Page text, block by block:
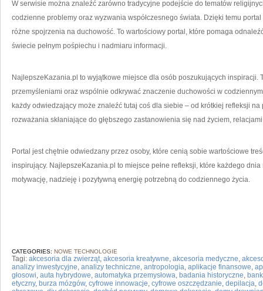
W serwisie można znaleźć zarówno tradycyjne podejście do tematów
codzienne problemy oraz wyzwania współczesnego świata. Dzięki temu
różne spojrzenia na duchowość. To wartościowy portal, które pomaga
świecie pełnym pośpiechu i nadmiaru informacji.
NajlepszeKazania.pl to wyjątkowe miejsce dla osób poszukujących inspiracji.
przemyśleniami oraz wspólnie odkrywać znaczenie duchowości w
każdy odwiedzający może znaleźć tutaj coś dla siebie – od krótkiej refleksji na
rozważania skłaniające do głębszego zastanowienia się nad życiem,
Portal jest chętnie odwiedzany przez osoby, które cenią sobie wartościowe
inspirujący. NajlepszeKazania.pl to miejsce pełne refleksji, które każdego
motywację, nadzieję i pozytywną energię potrzebną do codziennego życia.
CATEGORIES: NOWE TECHNOLOGIE
Tagi: akcesoria dla zwierząt, akcesoria kreatywne, akcesoria medyczne,
analizy inwestycyjne, analizy techniczne, antropologia, aplikacje finansowe,
głosowi, auta hybrydowe, automatyka przemysłowa, badania historyczne,
etyczny, burza mózgów, cyfrowe innowacje, cyfrowe oszczędzanie, depilacja,